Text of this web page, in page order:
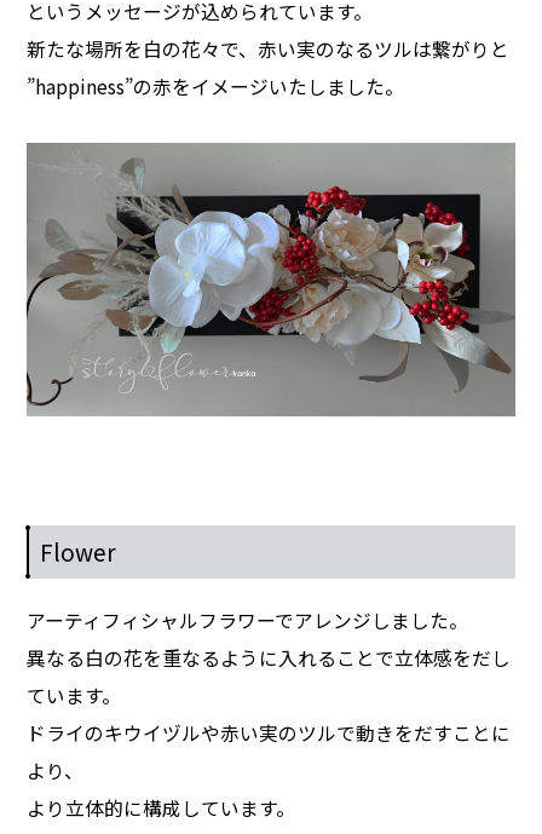
というメッセージが込められています。
新たな場所を白の花々で、赤い実のなるツルは繋がりと
”happiness”の赤をイメージいたしました。
Flower
アーティフィシャルフラワーでアレンジしました。
異なる白の花を重なるように入れることで立体感をだし
ています。
ドライのキウイヅルや赤い実のツルで動きをだすことに
より、
より立体的に構成しています。